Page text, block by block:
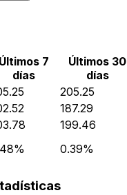
Últimos 7
días
Últimos 30
días
205.25
187.29
199.46
0.39%